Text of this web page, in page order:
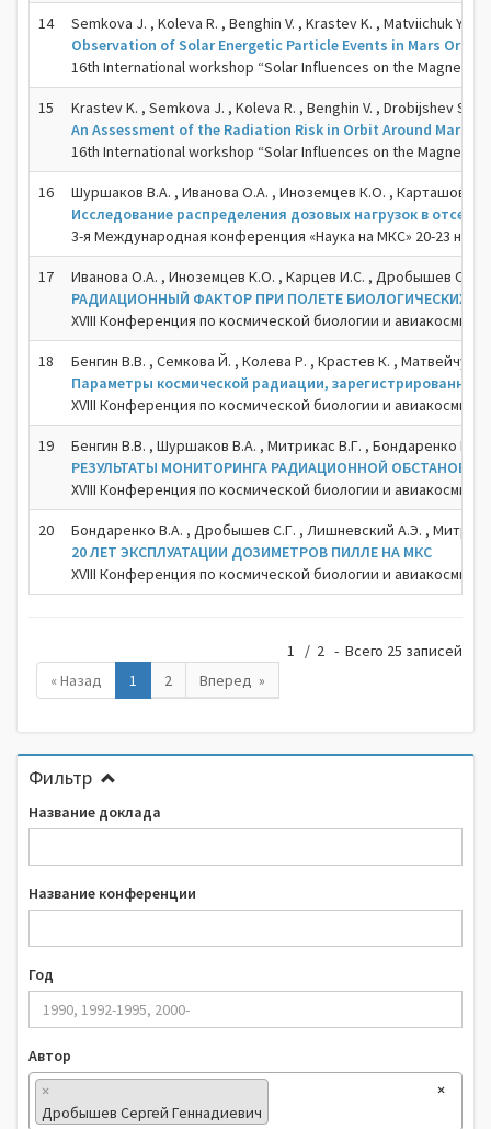
14
Semkova J. , Koleva R. , Benghin V. , Krastev K. , Matviichuk Y. ,
Observation of Solar Energetic Particle Events in Mars
16th International workshop “Solar Influences on the
15
Krastev K. , Semkova J. , Koleva R. , Benghin V. , Drobijshev S.
An Assessment of the Radiation Risk in Orbit Around Mars,
16th International workshop “Solar Influences on the
16
Шуршаков В.А. , Иванова О.А. , Иноземцев К.О. , Карташов
Исследование распределения дозовых нагрузок в
3-я Международная конференция «Наука на МКС» 20-23
17
Иванова О.А. , Иноземцев К.О. , Карцев И.С. , Дробышев С.Г. ,
РАДИАЦИОННЫЙ ФАКТОР ПРИ ПОЛЕТЕ БИОЛОГИЧЕСКИХ
XVIII Конференция по космической биологии и
18
Бенгин В.В. , Семкова Й. , Колева Р. , Крастев К. ,
Параметры космической радиации,
XVIII Конференция по космической биологии и
19
Бенгин В.В. , Шуршаков В.А. , Митрикас В.Г. , Бондаренко
РЕЗУЛЬТАТЫ МОНИТОРИНГА РАДИАЦИОННОЙ
XVIII Конференция по космической биологии и
20
Бондаренко В.А. , Дробышев С.Г. , Лишневский А.Э. ,
20 ЛЕТ ЭКСПЛУАТАЦИИ ДОЗИМЕТРОВ ПИЛЛЕ НА МКС
XVIII Конференция по космической биологии и
« Назад 1 2 Вперед »
1 / 2 - Всего 25 записей
Фильтр
Название доклада
Название конференции
Год
Автор
×
×
Дробышев Сергей Геннадиевич